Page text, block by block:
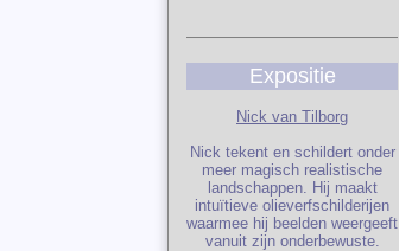
Expositie
Nick van Tilborg
Nick tekent en schildert onder
meer magisch realistische
landschappen. Hij maakt
intuïtieve olieverfschilderijen
waarmee hij beelden weergeeft
vanuit zijn onderbewuste.